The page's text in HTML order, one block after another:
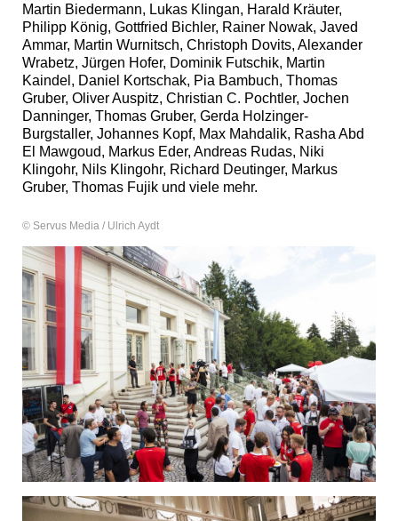
Martin Biedermann, Lukas Klingan, Harald Kräuter,
Philipp König, Gottfried Bichler, Rainer Nowak, Javed
Ammar, Martin Wurnitsch, Christoph Dovits, Alexander
Wrabetz, Jürgen Hofer, Dominik Futschik, Martin
Kaindel, Daniel Kortschak, Pia Bambuch, Thomas
Gruber, Oliver Auspitz, Christian C. Pochtler, Jochen
Danninger, Thomas Gruber, Gerda Holzinger-
Burgstaller, Johannes Kopf, Max Mahdalik, Rasha Abd
El Mawgoud, Markus Eder, Andreas Rudas, Niki
Klingohr, Nils Klingohr, Richard Deutinger, Markus
Gruber, Thomas Fujik und viele mehr.
© Servus Media / Ulrich Aydt